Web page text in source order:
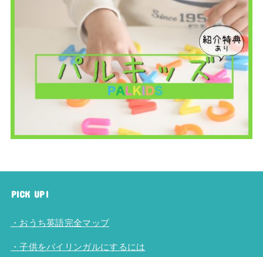
PICK UP!
・おうち英語完全マップ
・子供をバイリンガルにするには